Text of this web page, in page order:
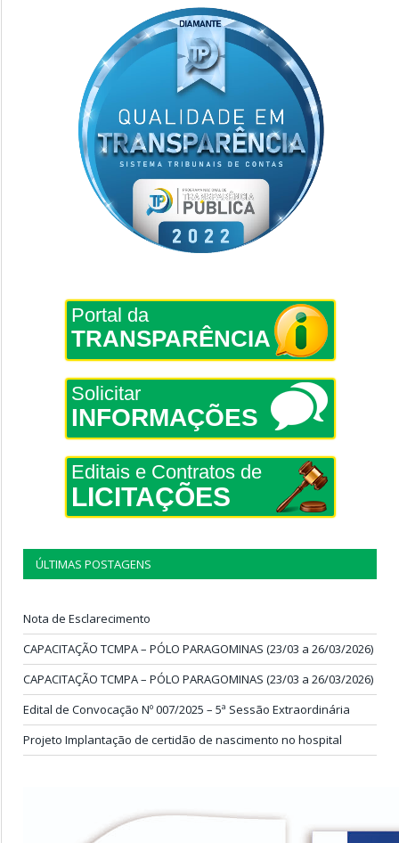
Portal da
TRANSPARÊNCIA
Solicitar
INFORMAÇÕES
Editais e Contratos de
LICITAÇÕES
ÚLTIMAS POSTAGENS
Nota de Esclarecimento
CAPACITAÇÃO TCMPA – PÓLO PARAGOMINAS (23/03 a 26/03/2026)
CAPACITAÇÃO TCMPA – PÓLO PARAGOMINAS (23/03 a 26/03/2026)
Edital de Convocação Nº 007/2025 – 5ª Sessão Extraordinária
Projeto Implantação de certidão de nascimento no hospital